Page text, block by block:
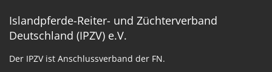
Islandpferde-Reiter- und Züchterverband
Deutschland (IPZV) e.V.
Der IPZV ist Anschlussverband der FN.